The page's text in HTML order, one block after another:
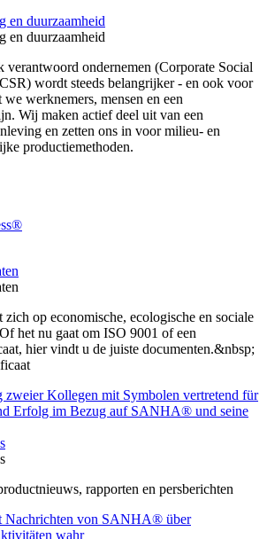
en duurzaamheid
en duurzaamheid
verantwoord ondernemen (Corporate Social
wordt steeds belangrijker - en ook voor
werknemers, mensen en een
Wij maken actief deel uit van een
en zetten ons in voor milieu- en
productiemethoden.
op economische, ecologische en sociale
het nu gaat om ISO 9001 of een
hier vindt u de juiste documenten.&nbsp;
rapporten en persberichten